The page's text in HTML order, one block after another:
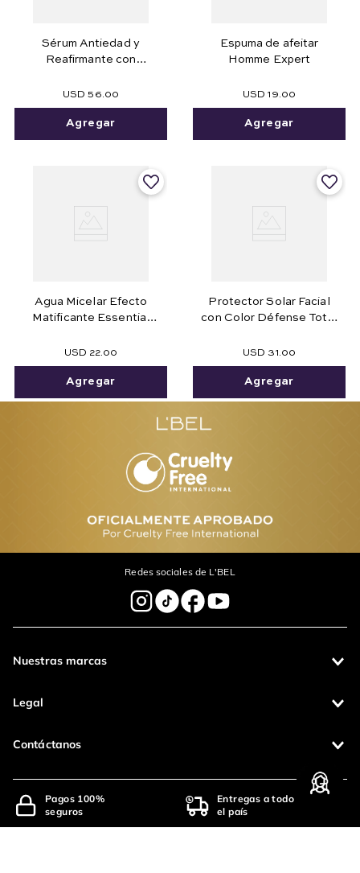
Sérum Antiedad y
Reafirmante con
ml
USD 56.00
Agregar
Espuma de afeitar
Homme Expert
USD 19.00
Agregar
Agua Micelar Efecto
Matificante Essential
USD 22.00
Agregar
Protector Solar Facial
con Color Défense Total
USD 31.00
Agregar
Redes sociales de L'BEL
Nuestras marcas
Legal
Contáctanos
Pagos 100%
seguros
Entregas a todo
el país